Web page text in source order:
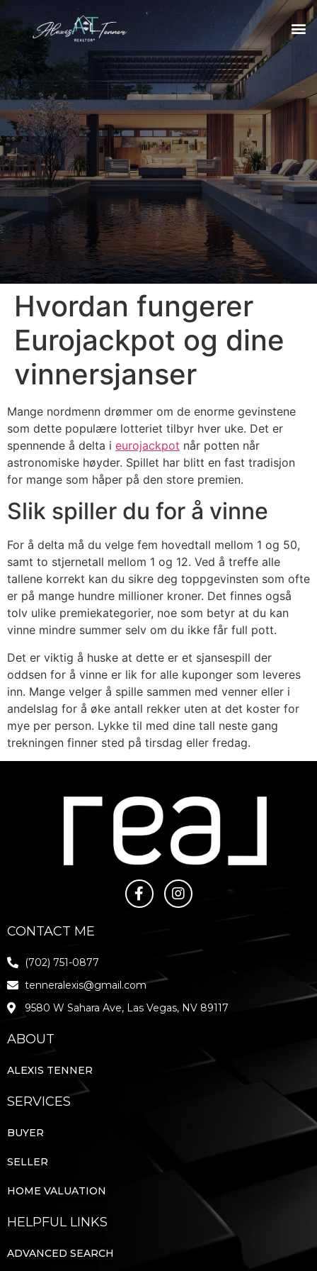
Hvordan fungerer
Eurojackpot og dine
vinnersjanser
Mange nordmenn drømmer om de enorme gevinstene
som dette populære lotteriet tilbyr hver uke. Det er
spennende å delta i eurojackpot når potten når
astronomiske høyder. Spillet har blitt en fast tradisjon
for mange som håper på den store premien.
Slik spiller du for å vinne
For å delta må du velge fem hovedtall mellom 1 og 50,
samt to stjernetall mellom 1 og 12. Ved å treffe alle
tallene korrekt kan du sikre deg toppgevinsten som ofte
er på mange hundre millioner kroner. Det finnes også
tolv ulike premiekategorier, noe som betyr at du kan
vinne mindre summer selv om du ikke får full pott.
Det er viktig å huske at dette er et sjansespill der
oddsen for å vinne er lik for alle kuponger som leveres
inn. Mange velger å spille sammen med venner eller i
andelslag for å øke antall rekker uten at det koster for
mye per person. Lykke til med dine tall neste gang
trekningen finner sted på tirsdag eller fredag.
CONTACT ME
(702) 751-0877
tenneralexis@gmail.com
9580 W Sahara Ave, Las Vegas, NV 89117
ABOUT
ALEXIS TENNER
SERVICES
BUYER
SELLER
HOME VALUATION
HELPFUL LINKS
ADVANCED SEARCH